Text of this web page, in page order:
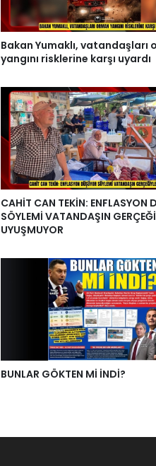
Bakan Yumaklı, vatandaşları
yangını risklerine karşı uyardı
CAHİT CAN TEKİN: ENFLASYON
SÖYLEMİ VATANDAŞIN
UYUŞMUYOR
BUNLAR GÖKTEN Mİ İNDİ?